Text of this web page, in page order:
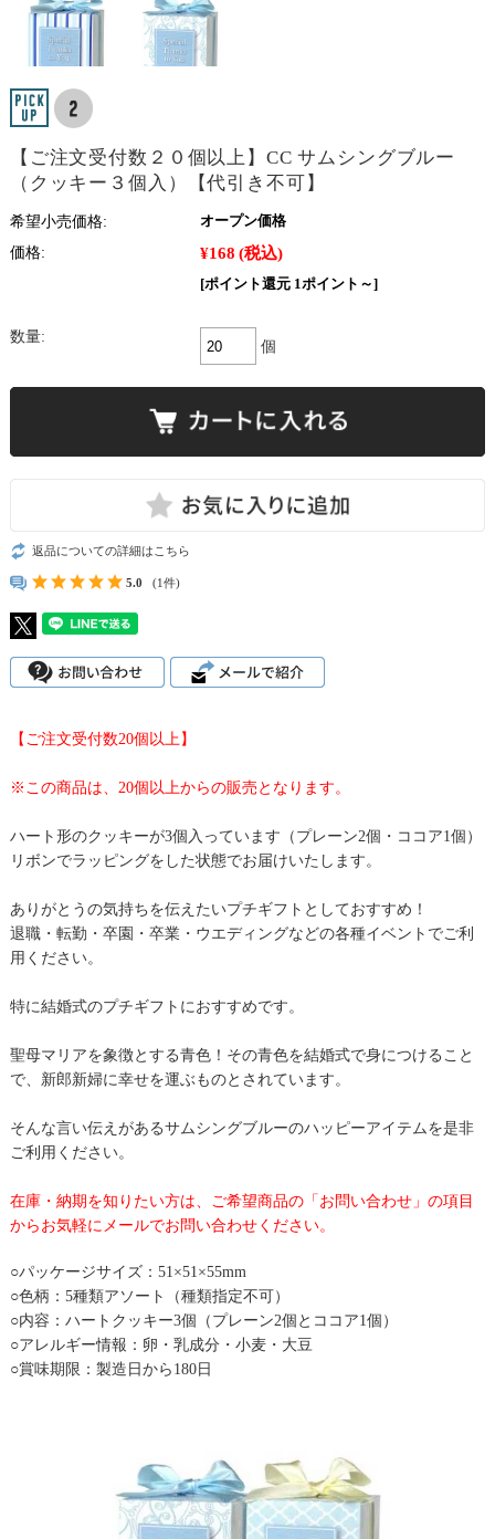
【ご注文受付数２０個以上】CC サムシングブルー
（クッキー３個入）【代引き不可】
希望小売価格: オープン価格
価格: ¥168 (税込)
[ポイント還元 1ポイント～]
数量:
個
返品についての詳細はこちら
5.0 (1件)
【ご注文受付数20個以上】
※この商品は、20個以上からの販売となります。
ハート形のクッキーが3個入っています（プレーン2個・ココア1個）
リボンでラッピングをした状態でお届けいたします。
ありがとうの気持ちを伝えたいプチギフトとしておすすめ！
退職・転勤・卒園・卒業・ウエディングなどの各種イベントでご利
用ください。
特に結婚式のプチギフトにおすすめです。
聖母マリアを象徴とする青色！その青色を結婚式で身につけること
で、新郎新婦に幸せを運ぶものとされています。
そんな言い伝えがあるサムシングブルーのハッピーアイテムを是非
ご利用ください。
在庫・納期を知りたい方は、ご希望商品の「お問い合わせ」の項目
からお気軽にメールでお問い合わせください。
○パッケージサイズ：51×51×55mm
○色柄：5種類アソート（種類指定不可）
○内容：ハートクッキー3個（プレーン2個とココア1個）
○アレルギー情報：卵・乳成分・小麦・大豆
○賞味期限：製造日から180日